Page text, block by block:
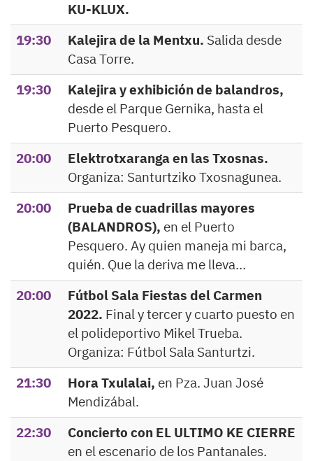
KU-KLUX.
19:30
Kalejira de la Mentxu. Salida desde
Casa Torre.
19:30
Kalejira y exhibición de balandros,
desde el Parque Gernika, hasta el
Puerto Pesquero.
20:00
Elektrotxaranga en las Txosnas.
Organiza: Santurtziko Txosnagunea.
20:00
Prueba de cuadrillas mayores
(BALANDROS), en el Puerto
Pesquero. Ay quien maneja mi barca,
quién. Que la deriva me lleva…
20:00
Fútbol Sala Fiestas del Carmen
2022. Final y tercer y cuarto puesto en
el polideportivo Mikel Trueba.
Organiza: Fútbol Sala Santurtzi.
21:30
Hora Txulalai, en Pza. Juan José
Mendizábal.
22:30
Concierto con EL ULTIMO KE CIERRE
en el escenario de los Pantanales.